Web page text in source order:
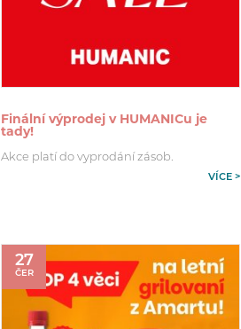
Finální výprodej v HUMANICu je
tady!
Akce platí do vyprodání zásob.
VÍCE >
27
ČER